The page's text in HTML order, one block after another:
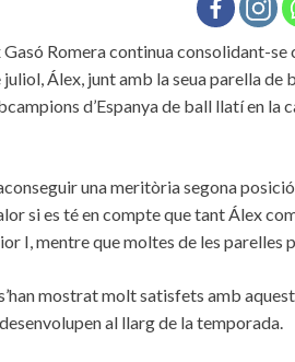
Gasó Romera continua consolidant-
juliol, Álex, junt amb la seua parella
d’Espanya de ball llatí en la
una meritòria segona
si es té en compte que tant Álex
I, mentre que moltes de les parelles
mostrat molt satisfets amb
al llarg de la temporada.